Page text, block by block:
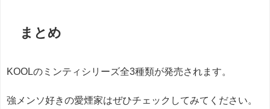
まとめ
KOOLのミンティシリーズ全3種類が発売されます。
強メンソ好きの愛煙家はぜひチェックしてみてください。